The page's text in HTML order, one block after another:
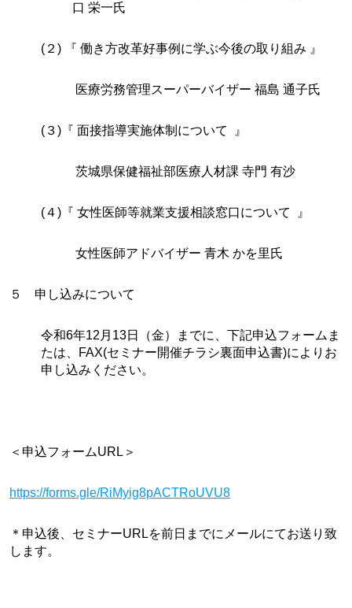
口 栄一氏
(２) 『 働き方改革好事例に学ぶ今後の取り組み 』
医療労務管理スーパーバイザー 福島 通子氏
(３)『 面接指導実施体制について 』
茨城県保健福祉部医療人材課 寺門 有沙
(４)『 女性医師等就業支援相談窓口について 』
女性医師アドバイザー 青木 かを里氏
５ 申し込みについて
令和6年12月13日（金）までに、下記申込フォームま
たは、FAX(セミナー開催チラシ裏面申込書)によりお
申し込みください。
＜申込フォームURL＞
https://forms.gle/RiMyig8pACTRoUVU8
＊申込後、セミナーURLを前日までにメールにてお送り致
します。